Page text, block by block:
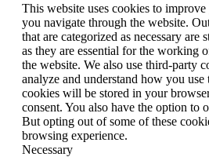
This website uses cookies to
you navigate through the website.
that are categorized as necessary are
as they are essential for the working
the website. We also use third-party
analyze and understand how you use
cookies will be stored in your
consent. You also have the option to
But opting out of some of these
browsing experience.
Necessary